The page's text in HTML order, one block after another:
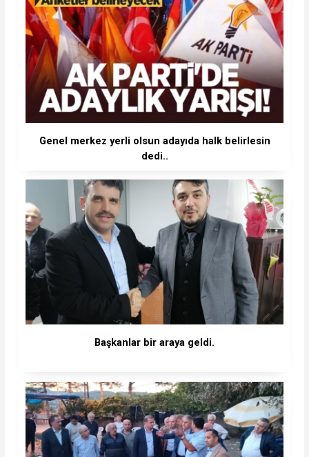
Genel merkez yerli olsun adayıda halk belirlesin
dedi..
Başkanlar bir araya geldi.